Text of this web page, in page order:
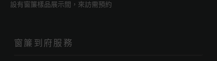
設有窗簾樣品展示間，來訪需預約
窗簾到府服務